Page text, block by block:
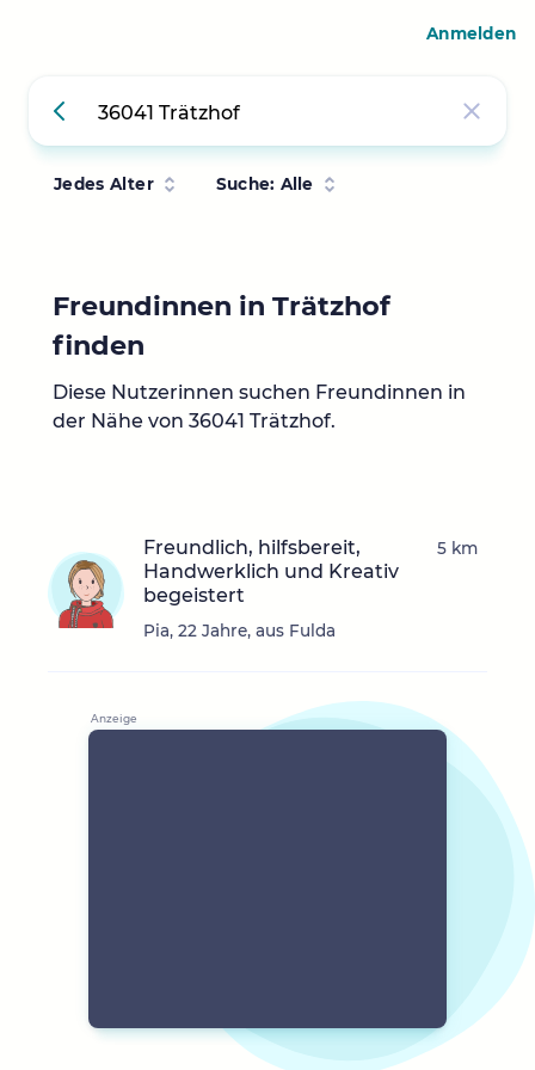
Jedes Alter Suche: Alle
Freundinnen in Trätzhof
finden
Diese Nutzerinnen suchen Freundinnen in
der Nähe von 36041 Trätzhof.
Freundlich, hilfsbereit,
Handwerklich und Kreativ
begeistert
Pia, 22 Jahre, aus Fulda
5 km
Anmelden